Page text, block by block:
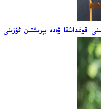
قوغداشقا ۋەدە بېرىشتىن